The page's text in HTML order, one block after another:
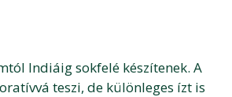
Indiáig sokfelé készítenek. A
teszi, de különleges ízt is